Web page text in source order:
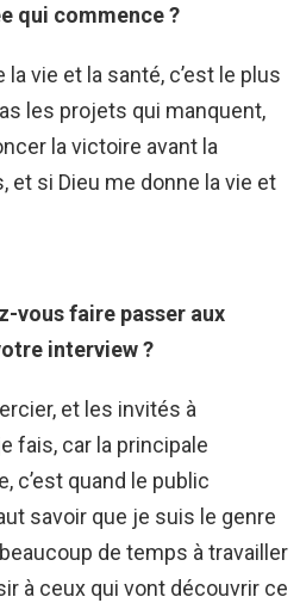
qui commence ?
vie et la santé, c’est le plus
les projets qui manquent,
la victoire avant la
et si Dieu me donne la vie et
vous faire passer aux
interview ?
et les invités à
fais, car la principale
c’est quand le public
savoir que je suis le genre
de temps à travailler
à ceux qui vont découvrir ce